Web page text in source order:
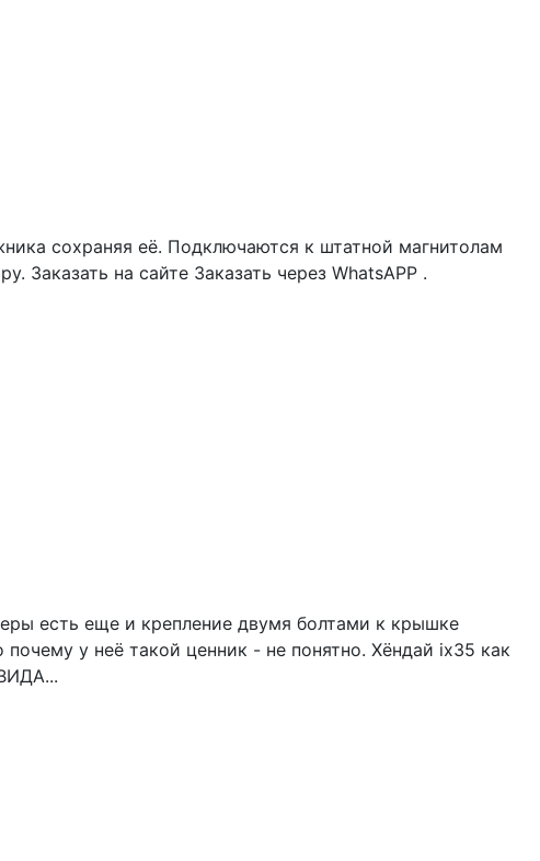
сохраняя её. Подключаются к штатной магнитолам
на сайте Заказать через WhatsAPP .
есть еще и крепление двумя болтами к крышке
у неё такой ценник - не понятно. Хёндай ix35 как